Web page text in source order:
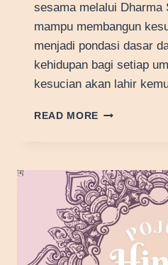
sesama melalui Dharma
mampu membangun
menjadi pondasi dasar
kehidupan bagi setiap
kesucian akan lahir
READ MORE CAKRA